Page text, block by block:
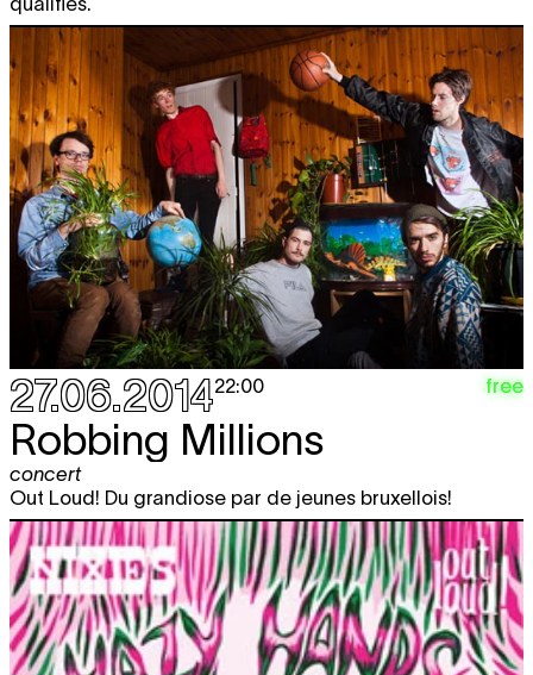
27.06.201422:00 free
Robbing Millions
concert
Out Loud! Du grandiose par de jeunes bruxellois!